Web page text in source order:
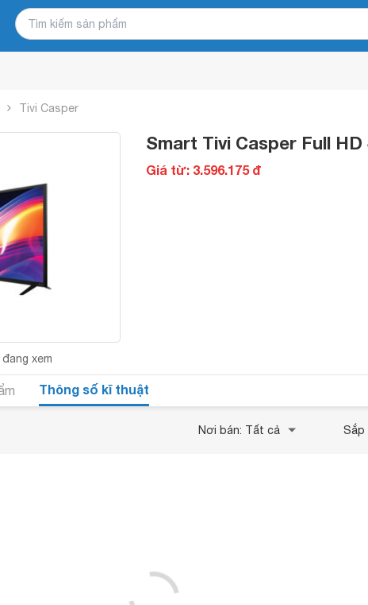
Tivi Casper
xem
Smart Tivi Casper Full HD
Giá từ: 3.596.175 đ
Thông số kĩ thuật
Nơi bán: Tất cả Sắp